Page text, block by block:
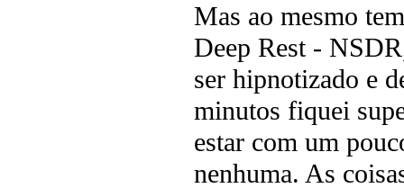
Mas ao mesmo
Deep Rest -
ser hipnotizado e
minutos fiquei
estar com um
nenhuma. As